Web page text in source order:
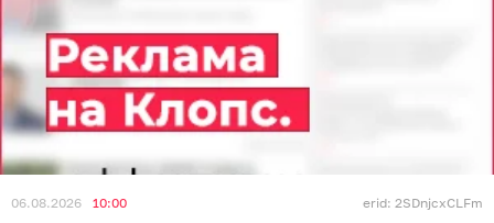
06.08.2026 10:00 erid: 2SDnjcxCLFm